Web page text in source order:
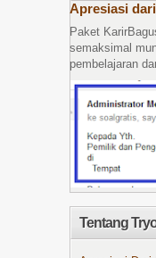
Apresiasi
Paket
semaksimal
pembelajaran
Tentang